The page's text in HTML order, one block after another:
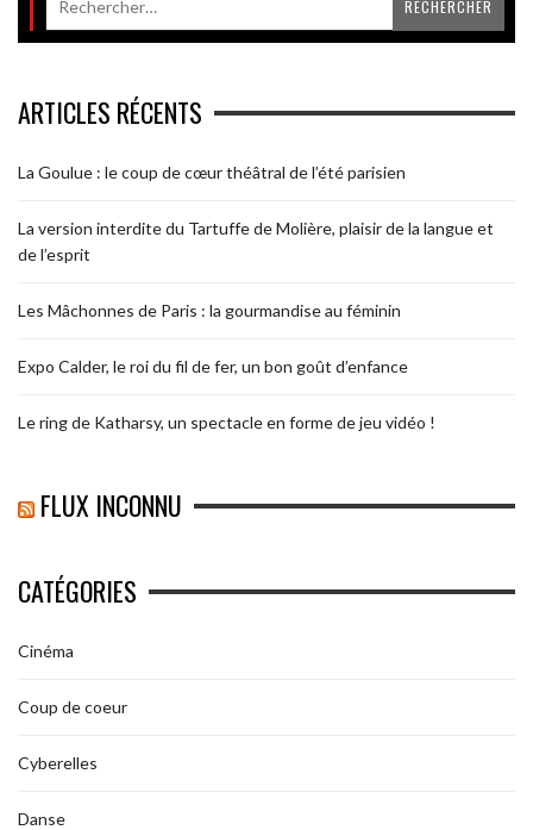
ARTICLES RÉCENTS
La Goulue : le coup de cœur théâtral de l’été parisien
La version interdite du Tartuffe de Molière, plaisir de la langue et
de l’esprit
Les Mâchonnes de Paris : la gourmandise au féminin
Expo Calder, le roi du fil de fer, un bon goût d’enfance
Le ring de Katharsy, un spectacle en forme de jeu vidéo !
FLUX INCONNU
CATÉGORIES
Cinéma
Coup de coeur
Cyberelles
Danse